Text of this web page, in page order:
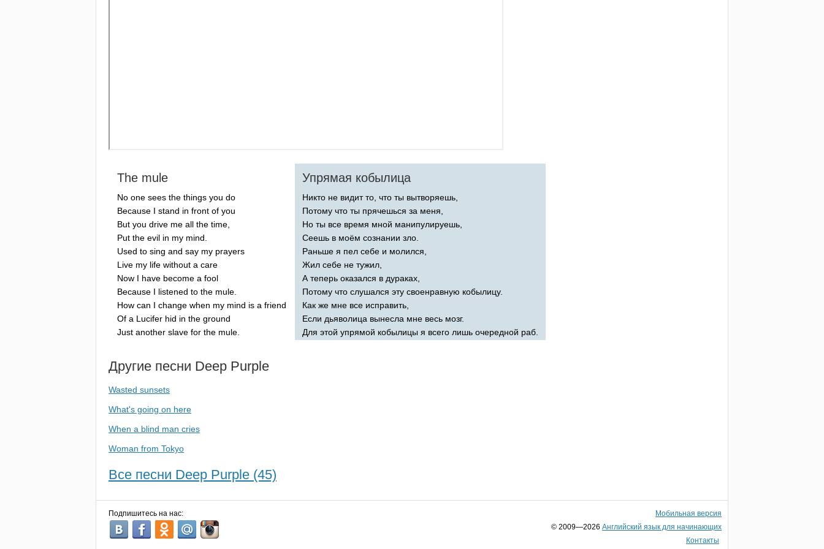
The mule
No one sees the things you do
Because I stand in front of you
But you drive me all the time
Put the evil in my mind
Used to sing and say my prayers
Live my life without a care
Now I have become a fool
Because I listened to the mule
How can I change when my mind is a friend
Of a Lucifer hid in the ground
Just another slave for the mule
Упрямая кобылица
Никто не видит то, что ты вытворяешь,
Потому что ты прячешься за меня,
Но ты все время мной манипулируешь,
Сеешь в моём сознании зло.
Раньше я пел себе и молился,
Жил себе не тужил,
А теперь оказался в дураках,
Потому что слушался эту своенравную кобылицу.
Как же мне все исправить,
Если дьяволица вынесла мне весь мозг.
Для этой упрямой кобылицы я всего лишь очередной раб.
Другие песни Deep Purple
Wasted sunsets
What's going on here
When a blind man cries
Woman from Tokyo
Все песни Deep Purple (45)
Подпишитесь на нас:
Мобильная версия
© 2009—2026 Английский язык для начинающих
Контакты